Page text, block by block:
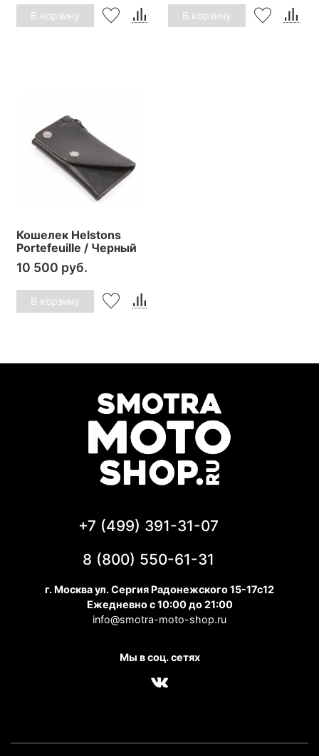
В корзину В корзину
Кошелек Helstons
Portefeuille / Черный
10 500 руб.
В корзину
+7 (499) 391-31-07
8 (800) 550-61-31
г. Москва ул. Сергия Радонежского 15-17с12
Ежедневно с 10:00 до 21:00
info@smotra-moto-shop.ru
Мы в соц. сетях